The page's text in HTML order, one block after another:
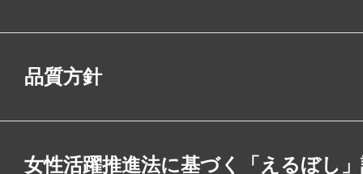
品質方針
女性活躍推進法に基づく「えるぼし